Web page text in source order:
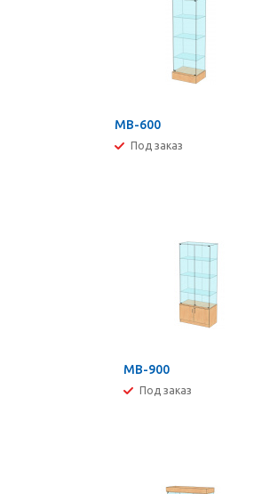
МВ-600
Под заказ
МВ-900
Под заказ